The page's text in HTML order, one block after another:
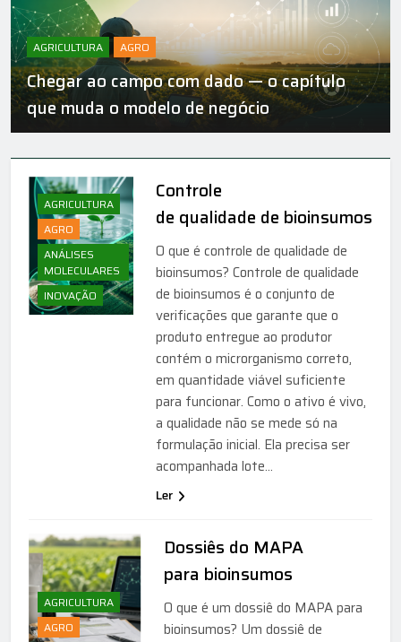
AGRICULTURA AGRO
Chegar ao campo com dado — o capítulo
que muda o modelo de negócio
AGRICULTURA
AGRO
ANÁLISES
MOLECULARES
INOVAÇÃO
Controle
de qualidade de bioinsumos
O que é controle de qualidade de
bioinsumos? Controle de qualidade
de bioinsumos é o conjunto de
verificações que garante que o
produto entregue ao produtor
contém o microrganismo correto,
em quantidade viável suficiente
para funcionar. Como o ativo é vivo,
a qualidade não se mede só na
formulação inicial. Ela precisa ser
acompanhada lote…
Ler
AGRICULTURA
AGRO
Dossiês do MAPA
para bioinsumos
O que é um dossiê do MAPA para
bioinsumos? Um dossiê de